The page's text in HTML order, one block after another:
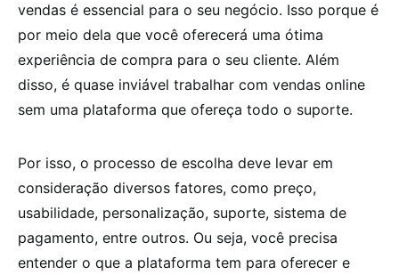
vendas é essencial para o seu negócio. Isso porque é
por meio dela que você oferecerá uma ótima
experiência de compra para o seu cliente. Além
disso, é quase inviável trabalhar com vendas online
sem uma plataforma que ofereça todo o suporte.
Por isso, o processo de escolha deve levar em
consideração diversos fatores, como preço,
usabilidade, personalização, suporte, sistema de
pagamento, entre outros. Ou seja, você precisa
entender o que a plataforma tem para oferecer e